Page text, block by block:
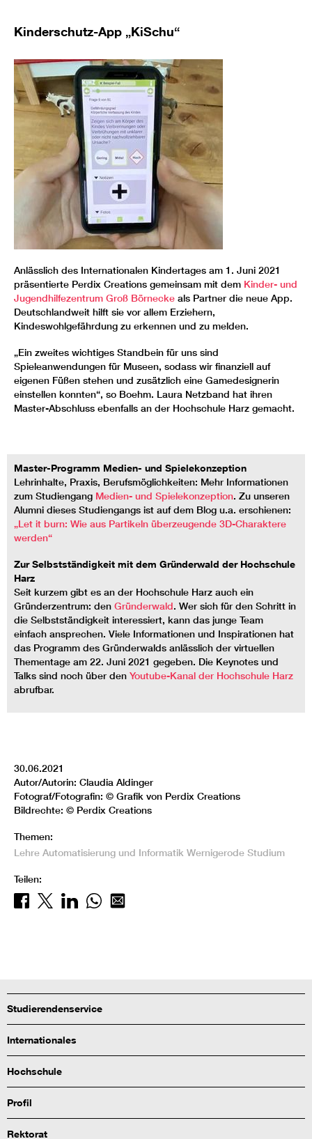
Kinderschutz-App „KiSchu“
Anlässlich des Internationalen Kindertages am 1. Juni 2021
präsentierte Perdix Creations gemeinsam mit dem Kinder- und
Jugendhilfezentrum Groß Börnecke als Partner die neue App.
Deutschlandweit hilft sie vor allem Erziehern,
Kindeswohlgefährdung zu erkennen und zu melden.
„Ein zweites wichtiges Standbein für uns sind
Spieleanwendungen für Museen, sodass wir finanziell auf
eigenen Füßen stehen und zusätzlich eine Gamedesignerin
einstellen konnten“, so Boehm. Laura Netzband hat ihren
Master-Abschluss ebenfalls an der Hochschule Harz gemacht.
Master-Programm Medien- und Spielekonzeption
Lehrinhalte, Praxis, Berufsmöglichkeiten: Mehr Informationen
zum Studiengang Medien- und Spielekonzeption. Zu unseren
Alumni dieses Studiengangs ist auf dem Blog u.a. erschienen:
„Let it burn: Wie aus Partikeln überzeugende 3D-Charaktere
werden“
Zur Selbstständigkeit mit dem Gründerwald der Hochschule
Harz
Seit kurzem gibt es an der Hochschule Harz auch ein
Gründerzentrum: den Gründerwald. Wer sich für den Schritt in
die Selbstständigkeit interessiert, kann das junge Team
einfach ansprechen. Viele Informationen und Inspirationen hat
das Programm des Gründerwalds anlässlich der virtuellen
Thementage am 22. Juni 2021 gegeben. Die Keynotes und
Talks sind noch über den Youtube-Kanal der Hochschule Harz
abrufbar.
30.06.2021
Autor/Autorin: Claudia Aldinger
Fotograf/Fotografin: © Grafik von Perdix Creations
Bildrechte: © Perdix Creations
Themen:
Lehre Automatisierung und Informatik Wernigerode Studium
Teilen:
Studierendenservice
Internationales
Hochschule
Profil
Rektorat